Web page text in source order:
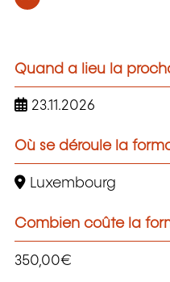
Quand a lieu la
23.11.2026
Où se déroule la
Luxembourg
Combien coûte la
350,00€